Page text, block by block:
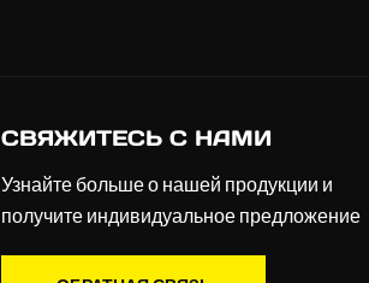
СВЯЖИТЕСЬ С НАМИ
Узнайте больше о нашей продукции и
получите индивидуальное предложение